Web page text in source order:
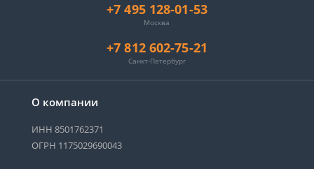
О компании
ИНН 8501762371
ОГРН 1175029690043
+7 495 128-01-53
Москва
+7 812 602-75-21
Санкт-Петербург